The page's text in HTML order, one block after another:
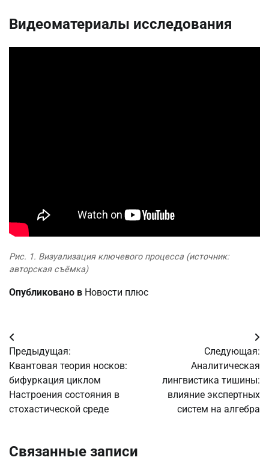
Видеоматериалы исследования
Рис. 1. Визуализация ключевого процесса (источник:
авторская съёмка)
Опубликовано в Новости плюс
Навигация
по
записям
Предыдущая:
Квантовая теория носков:
бифуркация циклом
Настроения состояния в
стохастической среде
Следующая:
Аналитическая
лингвистика тишины:
влияние экспертных
систем на алгебра
Связанные записи